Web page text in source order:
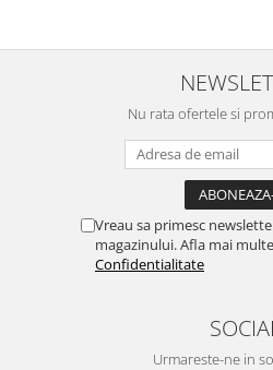
Nu rata ofertele si
Vreau sa primesc
magazinului. Afla mai
Confidentialitate
Urmareste-ne in